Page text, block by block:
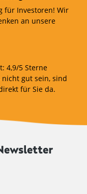
für Investoren! Wir
an unsere
4,9/5 Sterne
gut sein, sind
für Sie da.